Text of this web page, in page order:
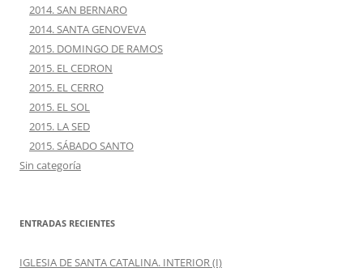
2014. SAN BERNARO
2014. SANTA GENOVEVA
2015. DOMINGO DE RAMOS
2015. EL CEDRON
2015. EL CERRO
2015. EL SOL
2015. LA SED
2015. SÁBADO SANTO
Sin categoría
ENTRADAS RECIENTES
IGLESIA DE SANTA CATALINA. INTERIOR (I)